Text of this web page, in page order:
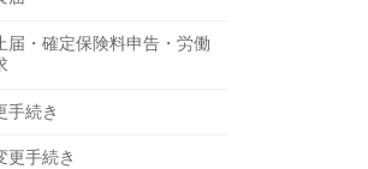
届・確定保険料申告・労働
手続き
更手続き